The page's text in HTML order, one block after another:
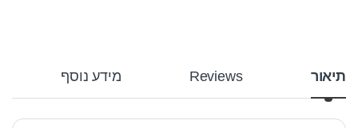
תיאור Reviews מידע נוסף